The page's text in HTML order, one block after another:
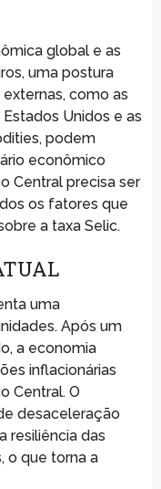
global e as
uma postura
como as
Unidos e as
podem
econômico
Central precisa ser
os fatores que
a taxa Selic.
uma
Após um
a economia
inflacionárias
Central. O
desaceleração
resiliência das
o que torna a